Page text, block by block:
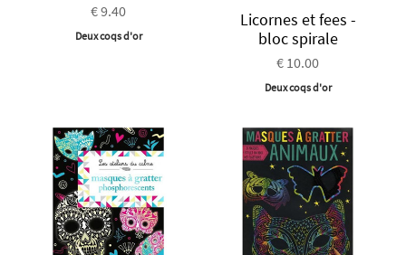
€ 9.40
Deux coqs d'or
Licornes et fees -
bloc spirale
€ 10.00
Deux coqs d'or